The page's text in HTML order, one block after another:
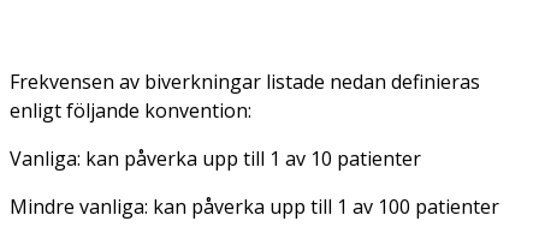
Frekvensen av biverkningar listade nedan definieras
enligt följande konvention:
Vanliga: kan påverka upp till 1 av 10 patienter
Mindre vanliga: kan påverka upp till 1 av 100 patienter